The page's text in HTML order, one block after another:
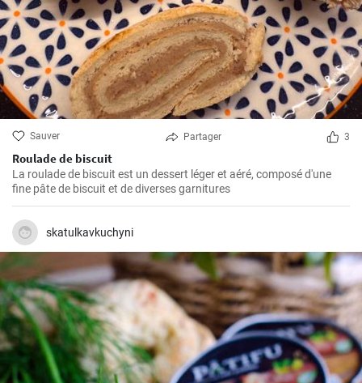
Sauver Partager 3
Roulade de biscuit
La roulade de biscuit est un dessert léger et aéré, composé d'une
fine pâte de biscuit et de diverses garnitures
skatulkavkuchyni